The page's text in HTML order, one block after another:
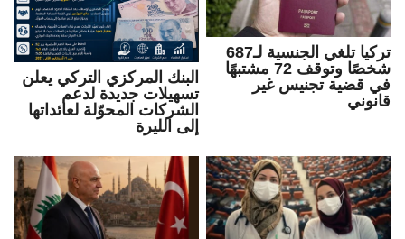
تركيا تلغي الجنسية لـ687
شخصًا وتوقف 72 مشتبهًا
في قضية تجنيس غير
قانوني
البنك المركزي التركي يعلن
تسهيلات جديدة لدعم
الشركات المحوّلة لعائداتها
إلى الليرة